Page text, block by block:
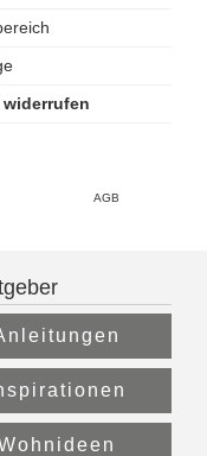
widerrufen
AGB